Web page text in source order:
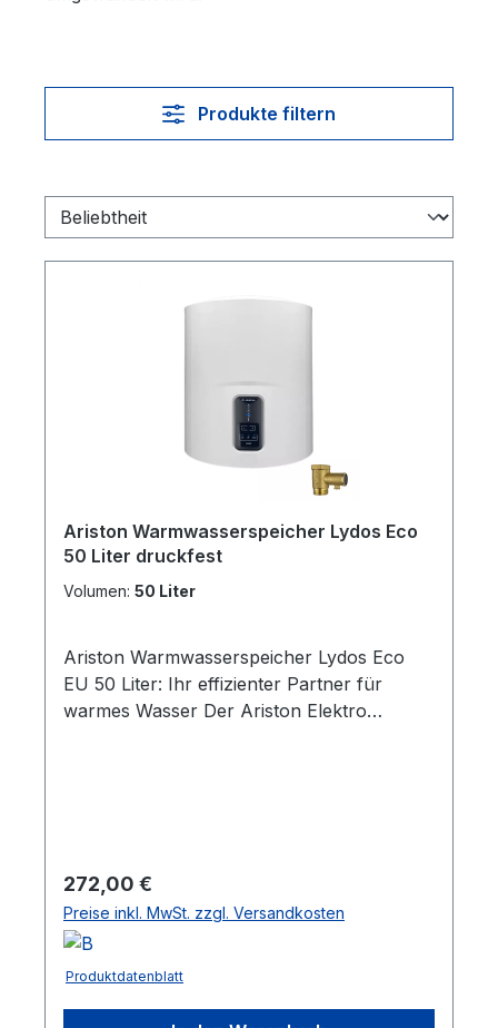
Produkte filtern
Ariston Warmwasserspeicher Lydos Eco
50 Liter druckfest
Volumen: 50 Liter
Ariston Warmwasserspeicher Lydos Eco
EU 50 Liter: Ihr effizienter Partner für
warmes Wasser Der Ariston Elektro
Größen 50, 80 oder 100 Liter, überzeugt
der Lydos Eco EU durch einfache Montage
und eine umweltgerechte Bauweise.
Innovative Technologie für maximale
Effizienz:Die WasserPlus Technologie des
Lydos Eco EU ermöglicht eine Steigerung
Regulärer Preis:
272,00 €
Preise inkl. MwSt. zzgl. Versandkosten
Produktdatenblatt